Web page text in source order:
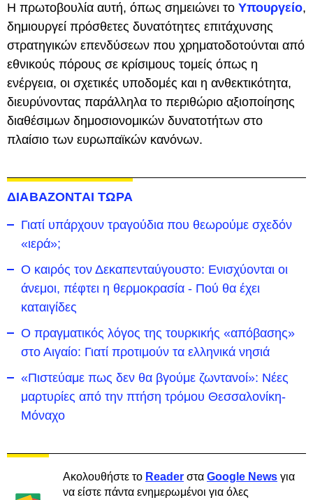
Η πρωτοβουλία αυτή, όπως σημειώνει το Υπουργείο,
δημιουργεί πρόσθετες δυνατότητες επιτάχυνσης
στρατηγικών επενδύσεων που χρηματοδοτούνται από
εθνικούς πόρους σε κρίσιμους τομείς όπως η
ενέργεια, οι σχετικές υποδομές και η ανθεκτικότητα,
διευρύνοντας παράλληλα το περιθώριο αξιοποίησης
διαθέσιμων δημοσιονομικών δυνατοτήτων στο
πλαίσιο των ευρωπαϊκών κανόνων.
ΔΙΑΒΑΖΟΝΤΑΙ ΤΩΡΑ
Γιατί υπάρχουν τραγούδια που θεωρούμε σχεδόν
«ιερά»;
Ο καιρός τον Δεκαπενταύγουστο: Ενισχύονται οι
άνεμοι, πέφτει η θερμοκρασία - Πού θα έχει
καταιγίδες
Ο πραγματικός λόγος της τουρκικής «απόβασης»
στο Αιγαίο: Γιατί προτιμούν τα ελληνικά νησιά
«Πιστεύαμε πως δεν θα βγούμε ζωντανοί»: Νέες
μαρτυρίες από την πτήση τρόμου Θεσσαλονίκη-
Μόναχο
Ακολουθήστε το Reader στα Google News για
να είστε πάντα ενημερωμένοι για όλες